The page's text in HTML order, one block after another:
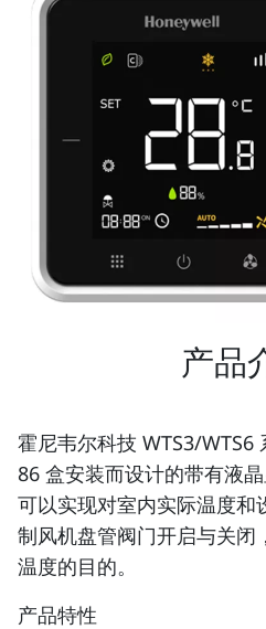
产品
霍尼韦尔科技 WTS3/WTS6
86 盒安装而设计的带有液
可以实现对室内实际温度和
制风机盘管阀门开启与关闭
温度的目的。
产品特性